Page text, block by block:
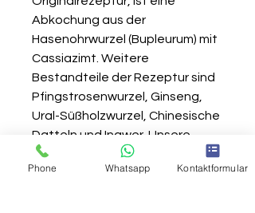
Abkochung aus der
Hasenohrwurzel (Bupleurum) mit
Cassiazimt. Weitere
Bestandteile der Rezeptur sind
Pfingstrosenwurzel, Ginseng,
Ural-Süßholzwurzel, Chinesische
Datteln und Ingwer. Unsere
moderne Rezeptur aus
hochwertigen Extrakten enthält
Phone Whatsapp Kontaktformular